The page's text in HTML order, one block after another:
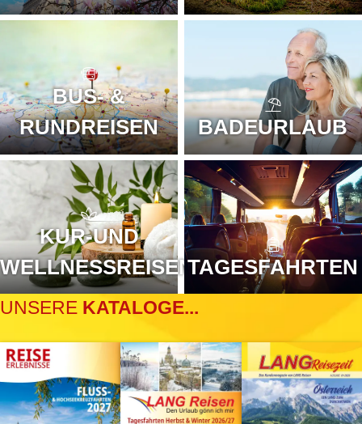
BUS- &
RUNDREISEN
BADEURLAUB
KUR-UND
WELLNESSREISENTAGESFAHRTEN
UNSERE KATALOGE...